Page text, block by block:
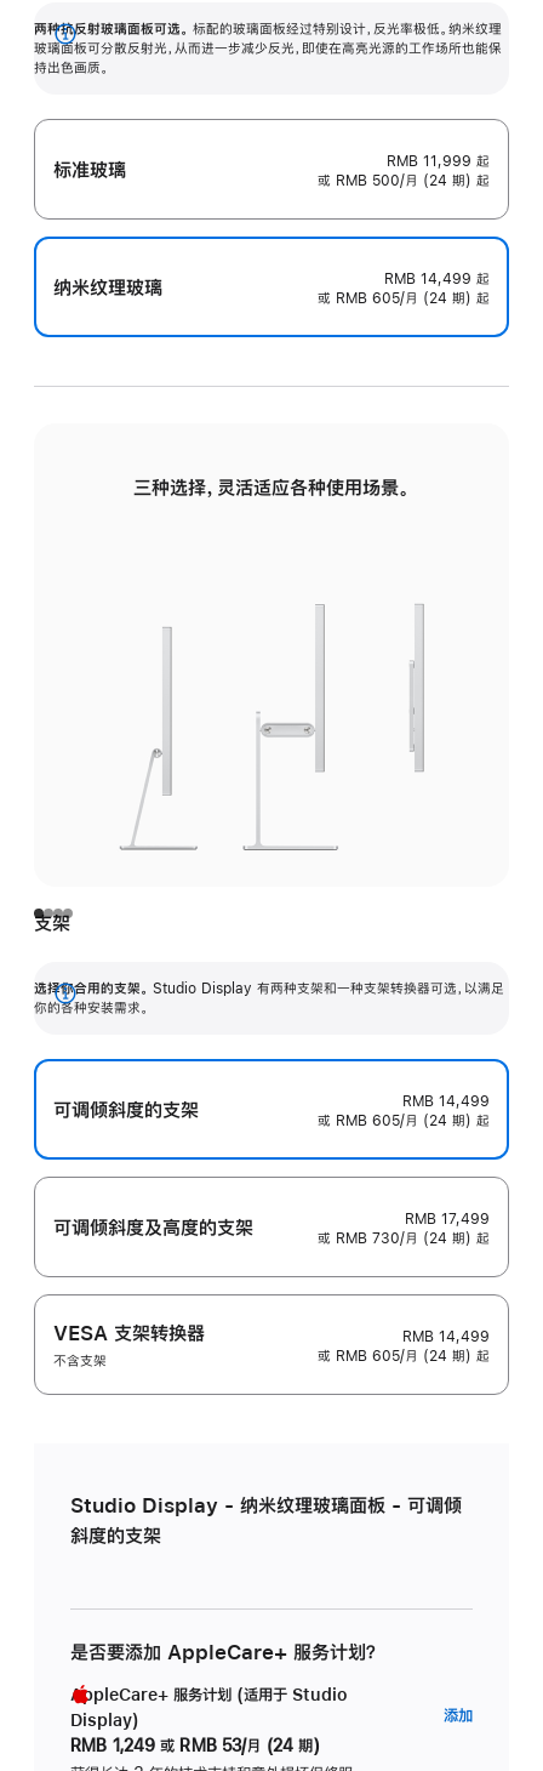
两种抗反射玻璃面板可选。 标配的玻璃面板经过特别设计，反光率极低。纳米纹理
玻璃面板可分散反射光，从而进一步减少反光，即使在高亮光源的工作场所也能保
持出色画质。
展
开
标准玻璃 RMB 11,999 起
或 RMB 500/月 (24 期) 起
纳米纹理玻璃 RMB 14,499 起
或 RMB 605/月 (24 期) 起
三种选择，灵活适应各种使用场景。
支架
选择你合用的支架。 Studio Display 有两种支架和一种支架转换器可选，以满足
你的各种安装需求。
展
可调倾斜度的支架
RMB 14,499
或 RMB 605/月 (24 期) 起
可调倾斜度及高‍度的支‍架
RMB 17,499
或 RMB 730/月 (24 期) 起
VESA 支架转换器
不含支架
RMB 14,499
或 RMB 605/月 (24 期) 起
Studio Display - 纳米纹理玻璃面板 - 可调倾
斜度的支架
是否要添加 AppleCare+ 服务计划？
AppleCare+ 服务计划 (适用于 Studio
Display)
RMB 1,249 或 RMB 53/月 (24 期)
添加